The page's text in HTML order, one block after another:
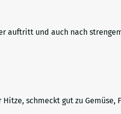
auftritt und auch nach
schmeckt gut zu Gemüse,